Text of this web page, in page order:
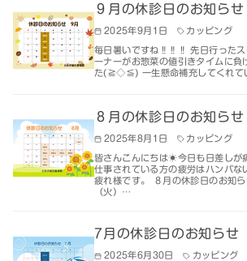
９月の休診日のお知らせ
2025年9月1日 カッピング
毎日暑いですね‼‼‼ 先日行ったス
ーナーがお惣菜の値引きタイムに負
た(≧◇≦) 一生懸命補充してくれて
８月の休診日のお知らせ
2025年8月1日 カッピング
皆さんこんにちは☀今日も日差しが
仕事されている方の疲労はハンパな
疲れ様です。 ８月の休診日のお知
（火）…
7月の休診日のお知らせ
2025年6月30日 カッピング